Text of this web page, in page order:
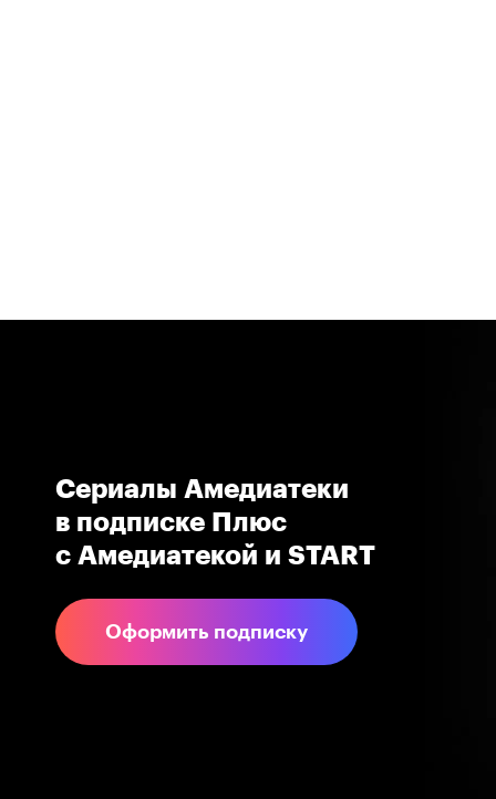
Сериалы Амедиатеки
в подпиcке Плюс
с Амедиатекой и START
Оформить подписку